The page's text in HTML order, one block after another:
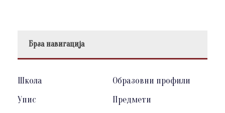
Брза навигација
Школа
Образовни профили
Упис
Предмети